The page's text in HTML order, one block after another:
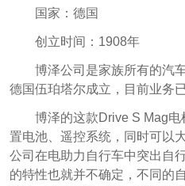
国家：德国
创立时间：1908年
博泽公司是家族所有的汽
德国伍珀塔尔成立，目前业务
博泽的这款Drive S Mag
置电池、遥控系统，同时可以
公司在电助力自行车中突出自
的特性也就并不确定，不同的